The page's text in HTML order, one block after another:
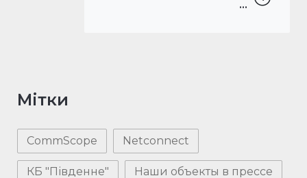
...
Мітки
CommScope Netconnect
КБ "Південне" Наши объекты в прессе